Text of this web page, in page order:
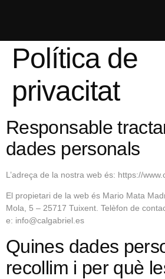
Política de
privacitat
Responsable
dades personals
L’adreça de la nostra web és: https://
El propietari de la web és Mario Mata
Mola, 5 – 25717 Tuixent. Telèfon de
e: info@calgabriel.es
Quines dades
recollim i per què